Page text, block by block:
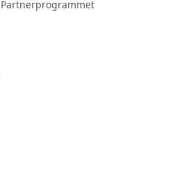
Partnerprogrammet